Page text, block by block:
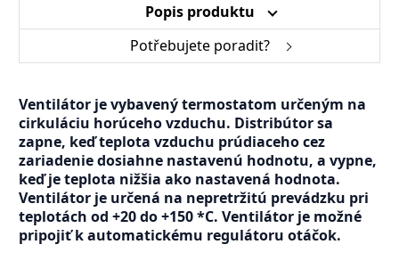
Popis produktu
Potřebujete poradit?
Ventilátor je vybavený termostatom určeným na
cirkuláciu horúceho vzduchu. Distribútor sa
zapne, keď teplota vzduchu prúdiaceho cez
zariadenie dosiahne nastavenú hodnotu, a vypne,
keď je teplota nižšia ako nastavená hodnota.
Ventilátorje určená na nepretržitú prevádzku pri
teplotách od +20 do +150 *C. Ventilátor je možné
pripojiť k automatickému regulátoru otáčok.